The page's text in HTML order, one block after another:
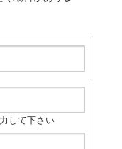
して下さい